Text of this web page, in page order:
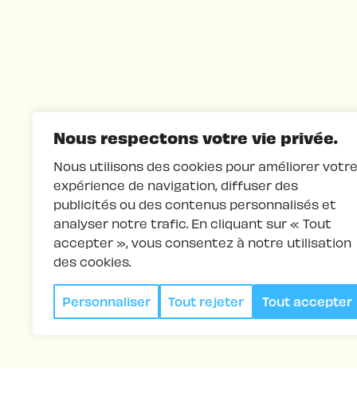
Nous respectons votre vie privée.
Nous utilisons des cookies pour améliorer votre
expérience de navigation, diffuser des
publicités ou des contenus personnalisés et
analyser notre trafic. En cliquant sur « Tout
accepter », vous consentez à notre utilisation
des cookies.
Personnaliser Tout rejeter Tout accepter